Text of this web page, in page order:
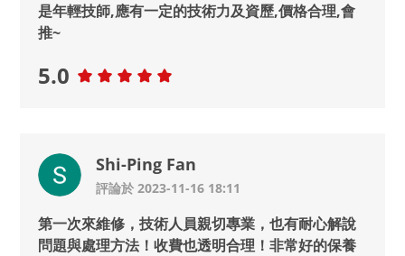
是年輕技師,應有一定的技術力及資歷,價格合理,會
推~
5.0
Shi-Ping Fan
評論於 2023-11-16 18:11
第一次來維修，技術人員親切專業，也有耐心解說
問題與處理方法！收費也透明合理！非常好的保養